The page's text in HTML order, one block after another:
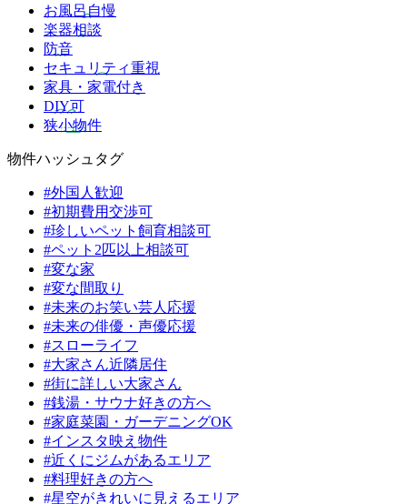
お風呂自慢
楽器相談
防音
セキュリティ重視
家具・家電付き
DIY可
狭小物件
物件ハッシュタグ
#外国人歓迎
#初期費用交渉可
#珍しいペット飼育相談可
#ペット2匹以上相談可
#変な家
#変な間取り
#未来のお笑い芸人応援
#未来の俳優・声優応援
#スローライフ
#大家さん近隣居住
#街に詳しい大家さん
#銭湯・サウナ好きの方へ
#家庭菜園・ガーデニングOK
#インスタ映え物件
#近くにジムがあるエリア
#料理好きの方へ
#星空がきれいに見えるエリア